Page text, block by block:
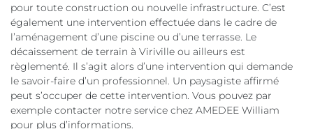
pour toute construction ou nouvelle infrastructure. C’est
également une intervention effectuée dans le cadre de
l’aménagement d’une piscine ou d’une terrasse. Le
décaissement de terrain à Viriville ou ailleurs est
règlementé. Il s’agit alors d’une intervention qui demande
le savoir-faire d’un professionnel. Un paysagiste affirmé
peut s’occuper de cette intervention. Vous pouvez par
exemple contacter notre service chez AMEDEE William
pour plus d’informations.